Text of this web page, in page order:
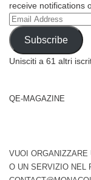
receive notifications
Email
Address
Subscribe
Unisciti a 61 altri
QE-MAGAZINE
VUOI ORGANIZZARE
O UN SERVIZIO NEL